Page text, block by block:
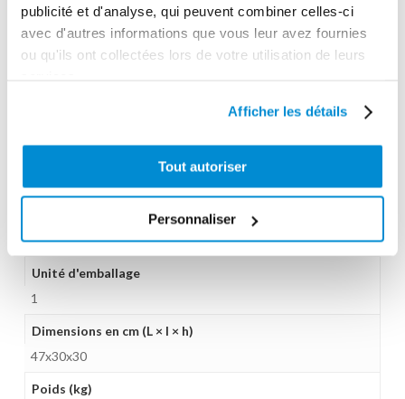
publicité et d'analyse, qui peuvent combiner celles-ci
avec d'autres informations que vous leur avez fournies
ou qu'ils ont collectées lors de votre utilisation de leurs
Afficher les détails
Tout autoriser
Personnaliser
900 tours/min
Raccord de connexion
1"1/4 Gaz (M)
Equipements d'atelier
Unité d'emballage
1
Dimensions en cm (L × l × h)
47x30x30
Poids (kg)